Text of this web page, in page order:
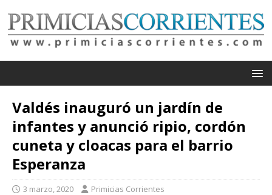
Valdés inauguró un jardín de
infantes y anunció ripio, cordón
cuneta y cloacas para el barrio
Esperanza
3 marzo, 2020 Primicias Corrientes